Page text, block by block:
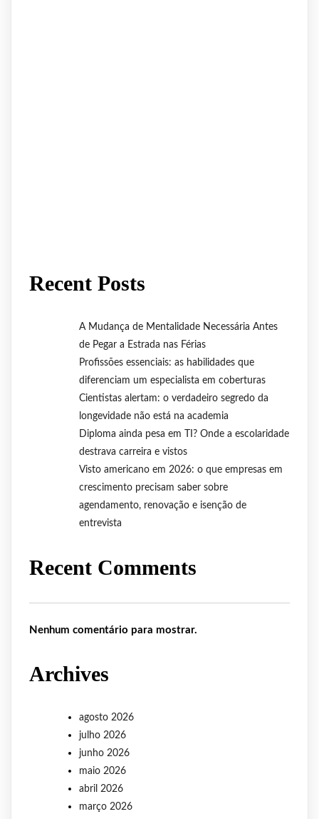
Recent Posts
A Mudança de Mentalidade Necessária Antes
de Pegar a Estrada nas Férias
Profissões essenciais: as habilidades que
diferenciam um especialista em coberturas
Cientistas alertam: o verdadeiro segredo da
longevidade não está na academia
Diploma ainda pesa em TI? Onde a escolaridade
destrava carreira e vistos
Visto americano em 2026: o que empresas em
crescimento precisam saber sobre
agendamento, renovação e isenção de
entrevista
Recent Comments
Nenhum comentário para mostrar.
Archives
agosto 2026
julho 2026
junho 2026
maio 2026
abril 2026
março 2026